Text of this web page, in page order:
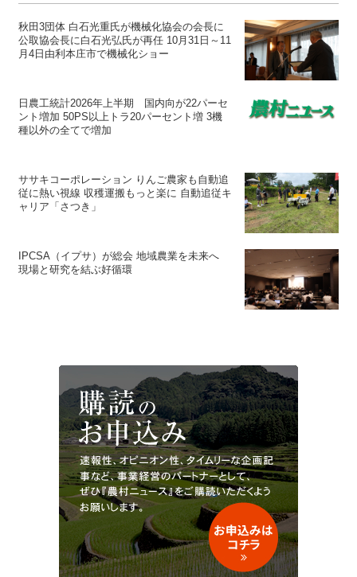
秋田3団体 白石光重氏が機械化協会の会長に
公取協会長に白石光弘氏が再任 10月31日～11
月4日由利本庄市で機械化ショー
日農工統計2026年上半期 国内向が22パーセ
ント増加 50PS以上トラ20パーセント増 3機
種以外の全てで増加
ササキコーポレーション りんご農家も自動追
従に熱い視線 収穫運搬もっと楽に 自動追従キ
ャリア「さつき」
IPCSA（イプサ）が総会 地域農業を未来へ
現場と研究を結ぶ好循環